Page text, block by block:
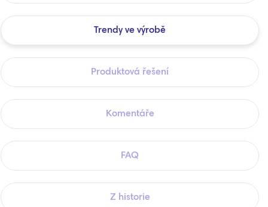
Trendy ve výrobě
Produktová řešení
Komentáře
FAQ
Z historie